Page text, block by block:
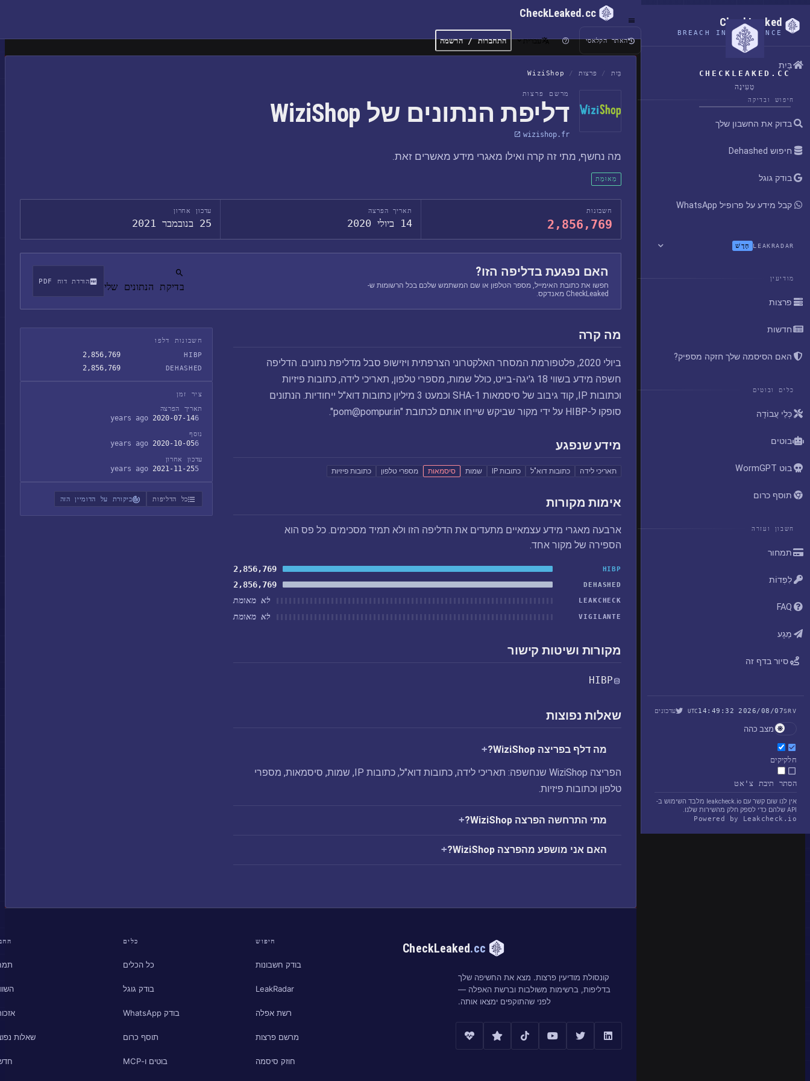
CHECKLEAKED.CC
טְעִינָה
CheckLeaked
BREACH INTELLIGENCE
בַּיִת
חיפוש ובדיקה
בדוק את החשבון שלך
חיפוש Dehashed
בודק גוגל
קבל מידע על פרופיל WhatsApp
LEAKRADAR חָדָשׁ
מודיעין
פרצות
חדשות
האם הסיסמה שלך חזקה מספיק?
כלים ובוטים
כְּלֵי עֲבוֹדָה
בוטים
בוט WormGPT
תוסף כרום
חשבון ועזרה
תמחור
לִפְדוֹת
FAQ
מַגָע
סיור בדף זה
SRV
2026/08/07 14:49:32
UTC עדכונים
מצב כהה
חלקיקים
הסתר תיבת צ'אט
אין לנו שום קשר עם leakcheck.io מלבד השימוש ב-
API שלהם כדי לספק חלק מהשירות שלנו.
Powered by Leakcheck.io
CheckLeaked.cc
האתר הקלאסי עברית התחברות / הרשמה
בַּיִת / פרצות /
WiziShop
מרשם פרצות
דליפת הנתונים של WiziShop
wizishop.fr
מה נחשף, מתי זה קרה ואילו מאגרי מידע מאשרים זאת.
מְאוּמָת
חשבונות
2,856,769
תאריך הפרצה
14 ביולי 2020
עדכון אחרון
25 בנובמבר 2021
האם נפגעת בדליפה הזו?
חפשו את כתובת האימייל, מספר הטלפון או שם המשתמש שלכם בכל הרשומות ש-
CheckLeaked מאנדקס.
בדיקת הנתונים שלי הורדת דוח PDF
מה קרה
ביולי 2020, פלטפורמת המסחר האלקטרוני הצרפתית ויזישופ סבל מדליפת נתונים. הדליפה
חשפה מידע בשווי 18 ג'יגה-בייט, כולל שמות, מספרי טלפון, תאריכי לידה, כתובות פיזיות
וכתובות IP, קוד גיבוב של סיסמאות SHA-1 וכמעט 3 מיליון כתובות דוא"ל ייחודיות. הנתונים
סופקו ל-HIBP על ידי מקור שביקש שייחו אותם לכתובת "
pom@pompur.in
".
מידע שנפגע
תאריכי לידה כתובות דוא"ל כתובות IP שמות סיסמאות מספרי טלפון כתובות פיזיות
אימות מקורות
ארבעה מאגרי מידע עצמאיים מתעדים את הדליפה הזו ולא תמיד מסכימים. כל פס הוא
הספירה של מקור אחד.
HIBP
2,856,769
DEHASHED
2,856,769
LEAKCHECK לא מאומת
VIGILANTE לא מאומת
מקורות ושיטות קישור
HIBP
שאלות נפוצות
מה דלף בפריצה WiziShop?
הפריצה WiziShop שנחשפה: תאריכי לידה, כתובות דוא"ל, כתובות IP, שמות, סיסמאות, מספרי
טלפון וכתובות פיזיות.
מתי התרחשה הפרצה WiziShop?
האם אני מושפע מהפרצה WiziShop?
חשבונות דלפו
HIBP
2,856,769
DEHASHED
2,856,769
ציר זמן
תאריך הפרצה
2020-07-146 years ago
נוסף
2020-10-056 years ago
עדכון אחרון
2021-11-255 years ago
כל הדליפות ביקורת על הדומיין הזה
CheckLeaked.cc
קונסולת מודיעין פרצות. מצא את החשיפה שלך
בדליפות, ברשימות משולבות וברשת האפלה —
לפני שהתוקפים ימצאו אותה.
חיפוש
בודק חשבונות
LeakRadar
רשת אפלה
מרשם פרצות
חוזק סיסמה
כלים
כל הכלים
בודק גוגל
בודק WhatsApp
תוסף כרום
בוטים ו-MCP
שאלות